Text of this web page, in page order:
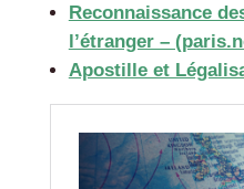
Reconnaissance
l’étranger –
Apostille et